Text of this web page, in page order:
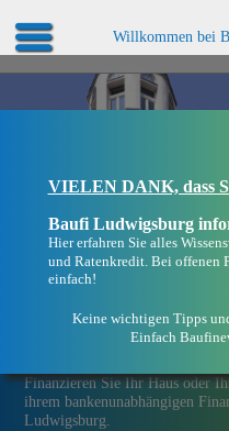
Willkommen bei
Finanzieren Sie Ihr Haus oder
ihrem bankenunabhängigen
Ludwigsburg.
VIELEN DANK, dass
Baufi Ludwigsburg
Hier erfahren Sie alles
und Ratenkredit. Bei offenen
einfach!
Keine wichtigen Tipps
Einfach